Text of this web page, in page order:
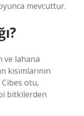
mevcuttur.
ve lahana
otu,
bitkilerden